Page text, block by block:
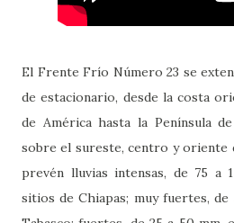
El Frente Frío Número 23 se
de estacionario, desde la costa
de América hasta la Península
sobre el sureste, centro y oriente
prevén lluvias intensas, de 75 a
sitios de Chiapas; muy fuertes, de